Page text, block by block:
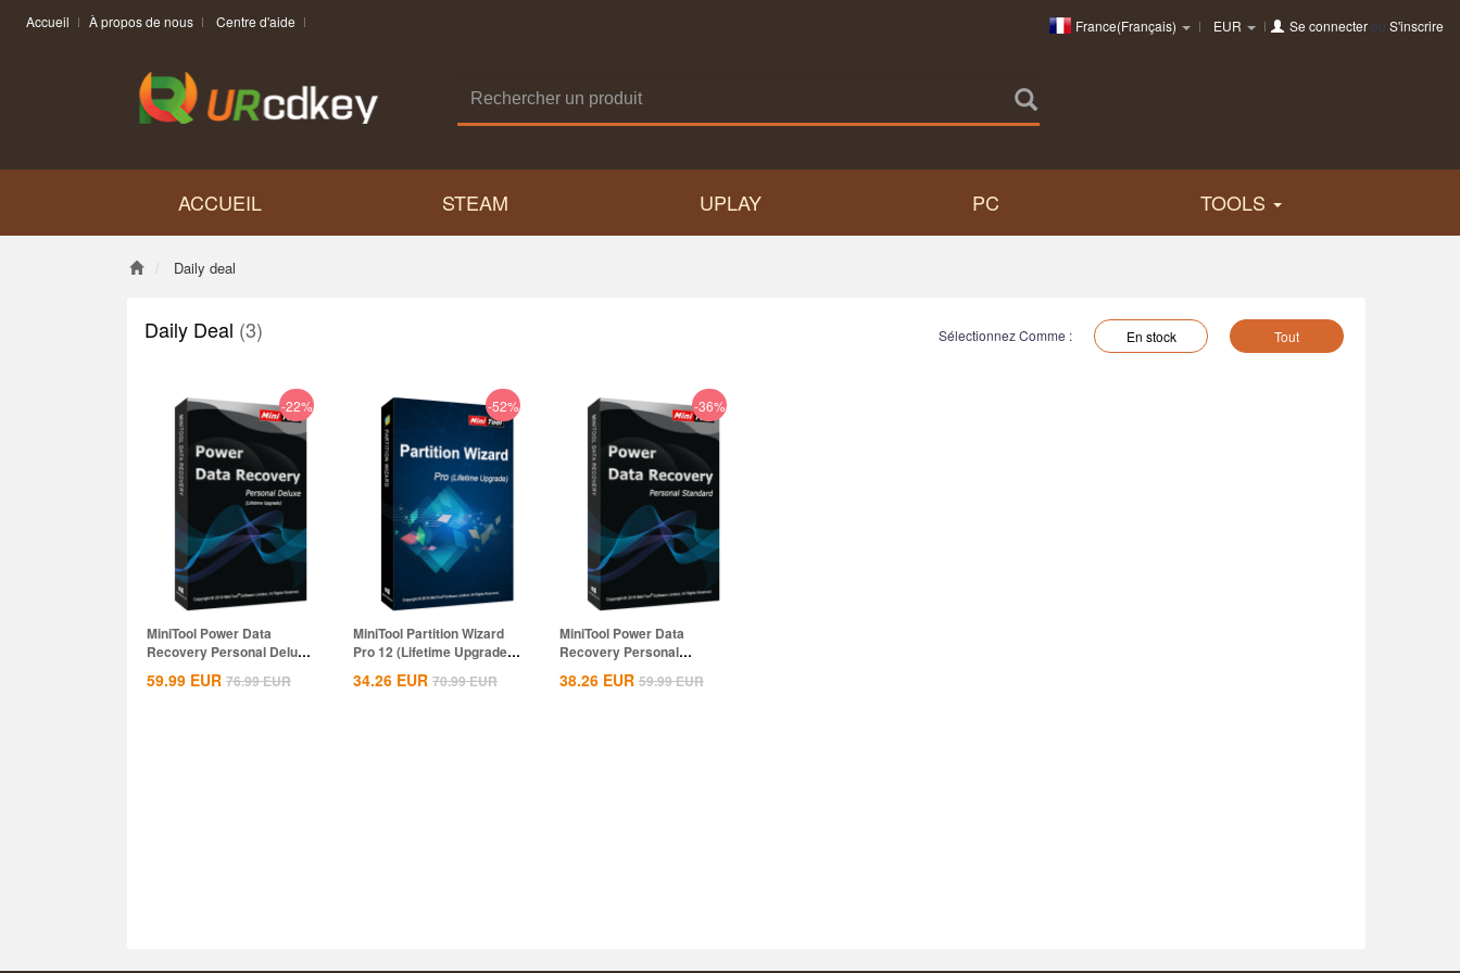
Accueil À propos de nous Centre d'aide France(Français) EUR Se connecterou S'inscrire
ACCUEIL STEAM UPLAY PC TOOLS
Daily deal
Daily Deal (3) Sélectionnez Comme : En stock Tout
-22%
MiniTool Power Data
Recovery Personal Deluxe
CD Key Global
59.99 EUR 76.99EUR
-52%
MiniTool Partition Wizard
Pro 12 (Lifetime Upgrade)
34.26 EUR 70.99EUR
-36%
MiniTool Power Data
Recovery Personal
Standard CD Key Global
38.26 EUR 59.99EUR